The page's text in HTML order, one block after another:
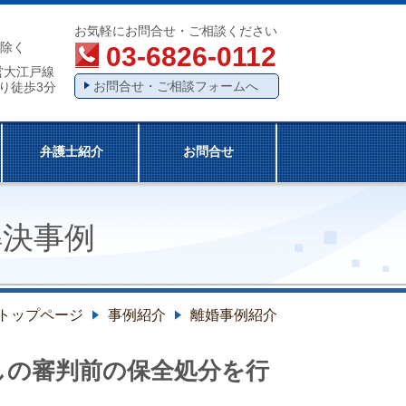
く
江戸線
徒歩3分
お気軽にお問合せ・ご相談ください
03-6826-0112
お問合せ・ご相談フォームへ
弁護士紹介 お問合せ
事例
ップページ 事例紹介 離婚事例紹介
審判前の保全処分を行